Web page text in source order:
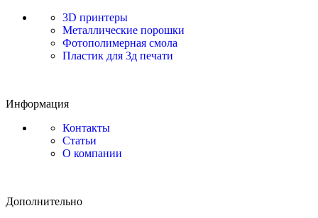
3D принтеры
Металлические порошки
Фотополимерная смола
Пластик для 3д печати
Информация
Контакты
Статьи
О компании
Дополнительно